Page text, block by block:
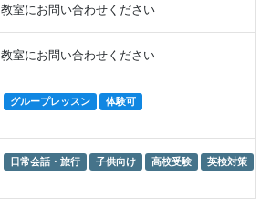
教室にお問い合わせください
教室にお問い合わせください
グループレッスン 体験可
日常会話・旅行 子供向け 高校受験 英検対策